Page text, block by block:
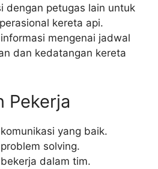
dengan petugas lain untuk
kereta api.
mengenai jadwal
dan kedatangan kereta
Pekerja
yang baik.
solving.
dalam tim.